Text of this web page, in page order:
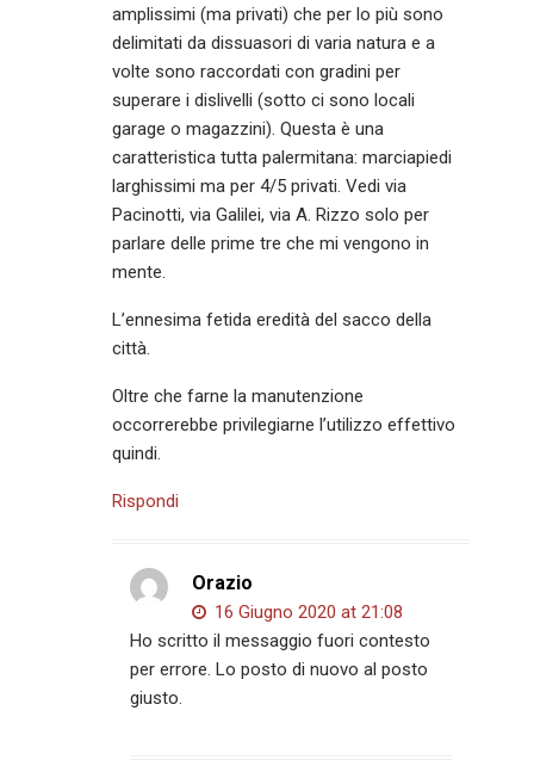
amplissimi (ma privati) che per lo più sono
delimitati da dissuasori di varia natura e a
volte sono raccordati con gradini per
superare i dislivelli (sotto ci sono locali
garage o magazzini). Questa è una
caratteristica tutta palermitana: marciapiedi
larghissimi ma per 4/5 privati. Vedi via
Pacinotti, via Galilei, via A. Rizzo solo per
parlare delle prime tre che mi vengono in
mente.
L’ennesima fetida eredità del sacco della
città.
Oltre che farne la manutenzione
occorrerebbe privilegiarne l’utilizzo effettivo
quindi.
Rispondi
Orazio
16 Giugno 2020 at 21:08
Ho scritto il messaggio fuori contesto
per errore. Lo posto di nuovo al posto
giusto.